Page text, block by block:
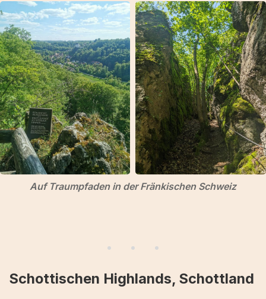
Auf Traumpfaden in der Fränkischen Schweiz
Schottischen Highlands, Schottland